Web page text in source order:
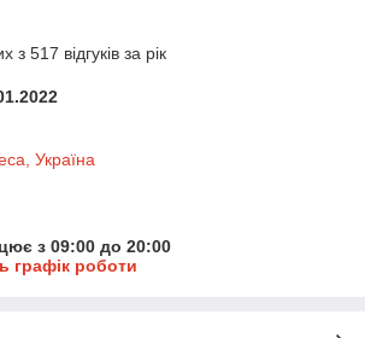
з 517 відгуків за рік
Україна
з 09:00 до 20:00
графік роботи